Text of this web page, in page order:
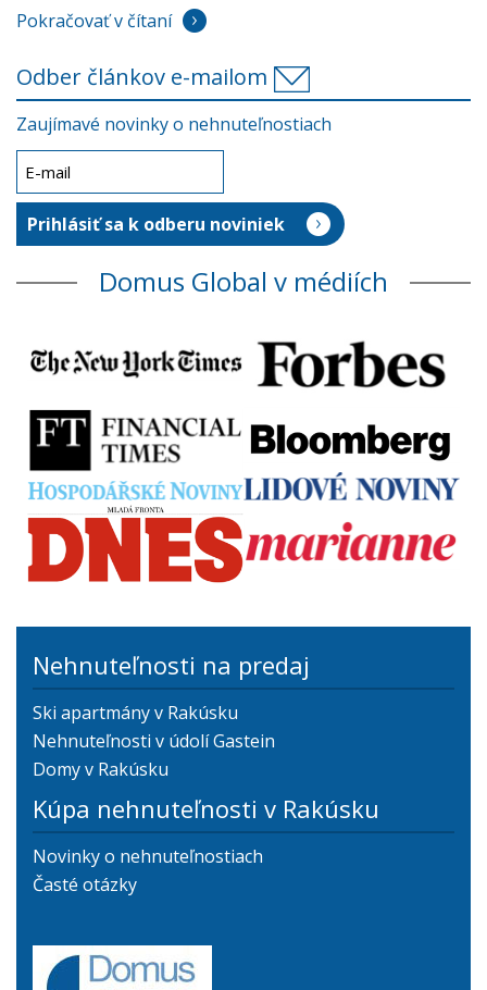
Pokračovať v čítaní
Odber článkov e-mailom
Zaujímavé novinky o nehnuteľnostiach
Domus Global v médiích
Nehnuteľnosti na predaj
Ski apartmány v Rakúsku
Nehnuteľnosti v údolí Gastein
Domy v Rakúsku
Kúpa nehnuteľnosti v Rakúsku
Novinky o nehnuteľnostiach
Časté otázky